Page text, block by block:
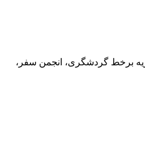
برخط گردشگری، انجمن سفر،